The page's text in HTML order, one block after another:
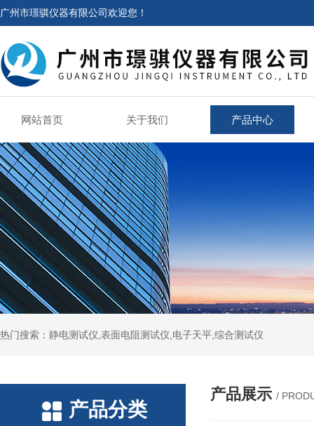
广州市璟骐仪器有限公司欢迎您！
网站首页 关于我们 产品中心
热门搜索：静电测试仪,表面电阻测试仪,电子天平,综合测试仪
产品分类
产品展示 /